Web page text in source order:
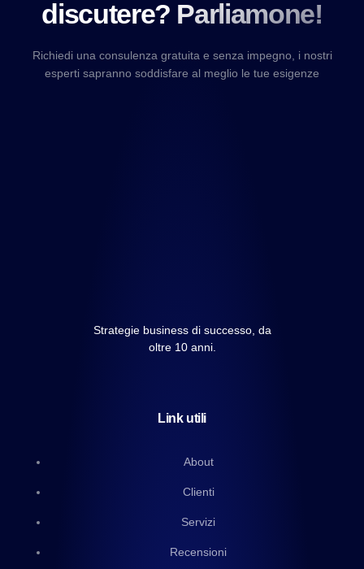
discutere? Parliamone!
Richiedi una consulenza gratuita e senza impegno, i nostri
esperti sapranno soddisfare al meglio le tue esigenze
Strategie business di successo, da
oltre 10 anni.
Link utili
About
Clienti
Servizi
Recensioni